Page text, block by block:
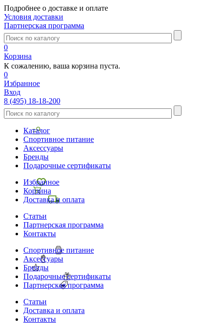
Подробнее о доставке и оплате
Условия доставки
Партнерская программа
0
Корзина
К сожалению, ваша корзина пуста.
0
Избранное
Вход
8 (495) 18-18-200
Каталог
Спортивное питание
Аксессуары
Бренды
Подарочные сертификаты
Избранное
Корзина
Доставка и оплата
Статьи
Партнерская программа
Контакты
Спортивное питание
Аксессуары
Бренды
Подарочные сертификаты
Партнерская программа
Статьи
Доставка и оплата
Контакты